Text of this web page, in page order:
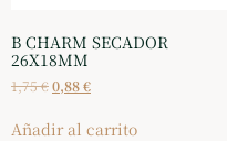
B CHARM SECADOR
26X18MM
1,75€0,88€
Añadir al carrito